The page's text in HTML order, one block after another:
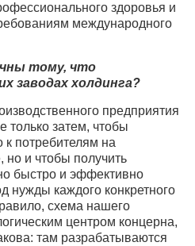
здоровья и
международного
тому, что
заводах холдинга?
предприятия
только затем, чтобы
к потребителям на
и чтобы получить
быстро и эффективно
нужды каждого конкретного
схема нашего
центром концерна,
там разрабатываются